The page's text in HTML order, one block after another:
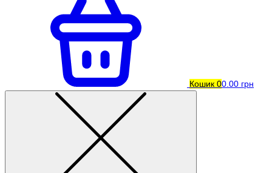
Кошик 00.00 грн